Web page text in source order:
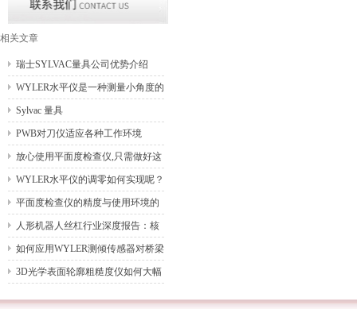
相关文章
瑞士SYLVAC量具公司优势介绍
WYLER水平仪是一种测量小角度的
常用量具
Sylvac 量具
PWB对刀仪适应各种工作环境
放心使用平面度检查仪,只需做好这
几步
WYLER水平仪的调零如何实现呢？
平面度检查仪的精度与使用环境的
关系
人形机器人丝杠行业深度报告：核
心传动精密部件，国产化未来可期
如何应用WYLER测倾传感器对桥梁
大坝监测的
3D光学表面轮廓粗糙度仪如何大幅